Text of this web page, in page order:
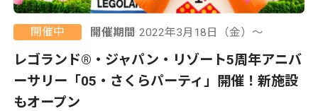
開催中 開催期間 2022年3月18日（金）〜
レゴランド®・ジャパン・リゾート5周年アニバ
ーサリー「05・さくらパーティ」開催！新施設
もオープン